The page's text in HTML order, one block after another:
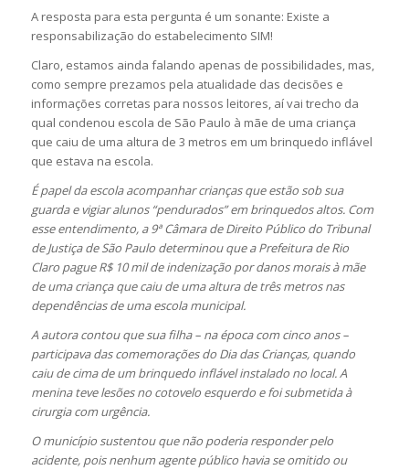
A resposta para esta pergunta é um sonante: Existe a
responsabilização do estabelecimento SIM!
Claro, estamos ainda falando apenas de possibilidades, mas,
como sempre prezamos pela atualidade das decisões e
informações corretas para nossos leitores, aí vai trecho da
qual condenou escola de São Paulo à mãe de uma criança
que caiu de uma altura de 3 metros em um brinquedo inflável
que estava na escola.
É papel da escola acompanhar crianças que estão sob sua
guarda e vigiar alunos “pendurados” em brinquedos altos. Com
esse entendimento, a 9ª Câmara de Direito Público do Tribunal
de Justiça de São Paulo determinou que a Prefeitura de Rio
Claro pague R$ 10 mil de indenização por danos morais à mãe
de uma criança que caiu de uma altura de três metros nas
dependências de uma escola municipal.
A autora contou que sua filha – na época com cinco anos –
participava das comemorações do Dia das Crianças, quando
caiu de cima de um brinquedo inflável instalado no local. A
menina teve lesões no cotovelo esquerdo e foi submetida à
cirurgia com urgência.
O município sustentou que não poderia responder pelo
acidente, pois nenhum agente público havia se omitido ou